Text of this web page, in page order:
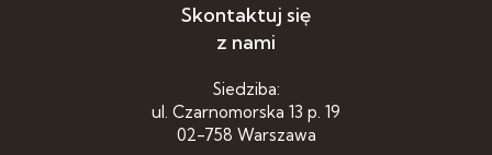
Skontaktuj się
z nami
Siedziba:
ul. Czarnomorska 13 p. 19
02-758 Warszawa